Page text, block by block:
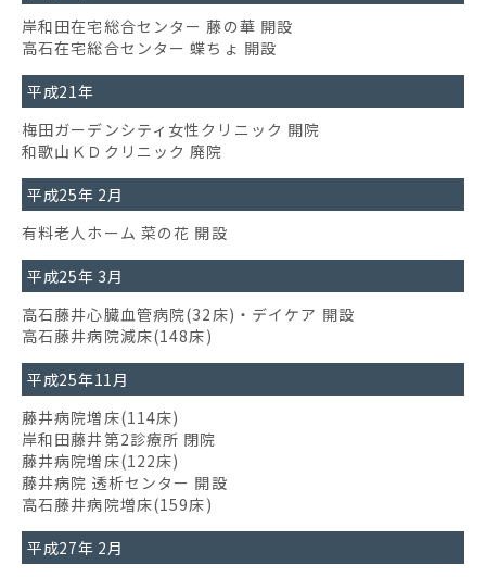
岸和田在宅総合センター 藤の華 開設
高石在宅総合センター 蝶ちょ 開設
平成21年
梅田ガーデンシティ女性クリニック 開院
和歌山ＫＤクリニック 廃院
平成25年 2月
有料老人ホーム 菜の花 開設
平成25年 3月
高石藤井心臓血管病院(32床)・デイケア 開設
高石藤井病院減床(148床)
平成25年11月
藤井病院増床(114床)
岸和田藤井第2診療所 閉院
藤井病院増床(122床)
藤井病院 透析センター 開設
高石藤井病院増床(159床)
平成27年 2月